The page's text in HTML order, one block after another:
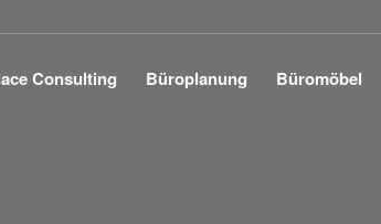
Consulting Büroplanung Büromöbel